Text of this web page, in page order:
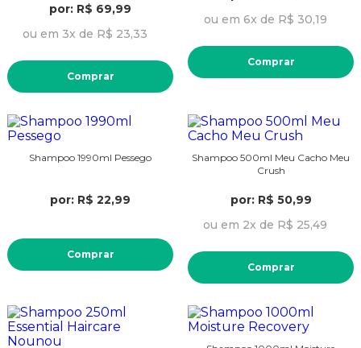
por: R$ 69,99
ou em 3x de R$ 23,33
Comprar
ou em 6x de R$ 30,19
Comprar
Shampoo 1990ml Pessego
por: R$ 22,99
Comprar
Shampoo 500ml Meu Cacho Meu
Crush
por: R$ 50,99
ou em 2x de R$ 25,49
Comprar